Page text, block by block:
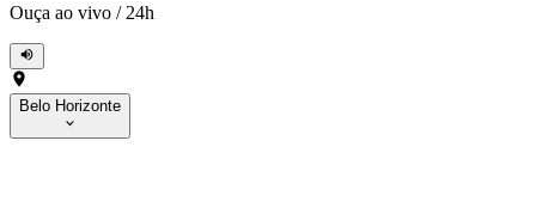
Ouça ao vivo / 24h
Belo Horizonte